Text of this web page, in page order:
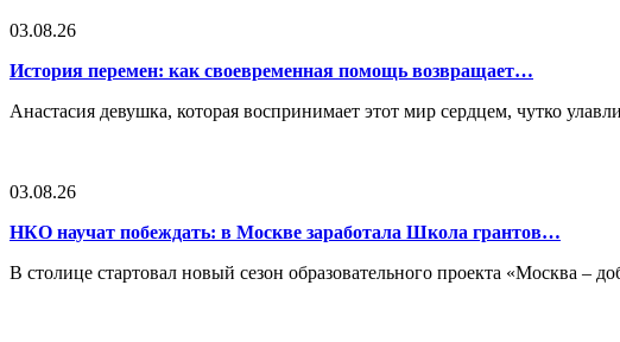
03.08.26
История перемен: как своевременная помощь возвращает…
Анастасия девушка, которая воспринимает этот мир сердцем, чутко
03.08.26
НКО научат побеждать: в Москве заработала Школа грантов…
В столице стартовал новый сезон образовательного проекта «Москва